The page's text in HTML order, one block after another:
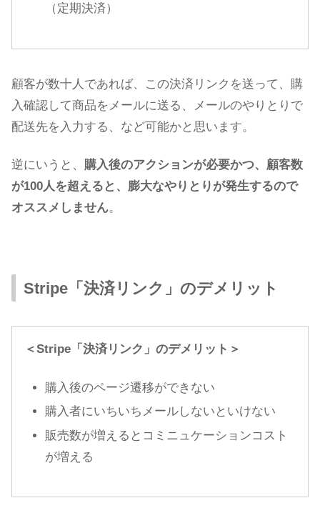
（定期決済）
顧客が数十人であれば、この決済リンクを送って、購
入確認して商品をメールに送る、メールのやりとりで
配送先を入力する、など可能かと思います。
逆にいうと、 購入後のアクションが必要かつ、顧客数
が100人を超えると、膨大なやりとりが発生するので
オススメしません。
Stripe「決済リンク」のデメリット
＜Stripe「決済リンク」のデメリット＞
購入後のページ遷移ができない
購入者にいちいちメールしないといけない
販売数が増えるとコミニュケーションコスト
が増える